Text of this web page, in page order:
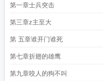
委江北抓实体育育人护航成长 江
场 江北区委书记
北新区梓俊汽车配件经营部成立
江
中半岛江北区天气预报
泰山街道开年即开跑江北区举办流
第一章士兵突击
第三章z主至大
第 五章谁开门谁死
第七章折翅的雄鹰
第九章咬人的狗不叫